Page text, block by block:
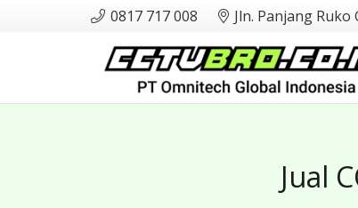
0817 717 008 Jln. Panjang
Jual